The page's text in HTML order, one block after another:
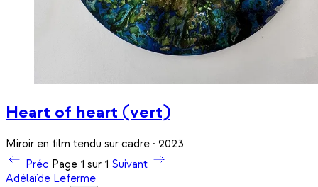
Heart of heart (vert)
Miroir en film tendu sur cadre · 2023
Préc Page 1 sur 1 Suivant
Adélaïde Leferme